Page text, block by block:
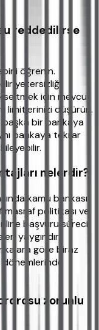
reddedilirse
öğrenin.
yetersizliği
için mevcut
limitlerinizi düşürün.
başka bir bankaya
bankaya tekrar
nelerdir?
kamu bankası
masraf politikası ve
başvuru süreci
yaygındır.
göre biraz
zorunlu